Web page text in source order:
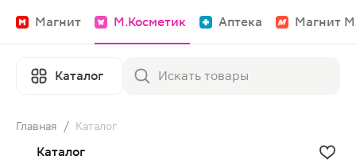
Магнит М.Косметик Аптека Магнит
Каталог
Главная / Каталог
Каталог